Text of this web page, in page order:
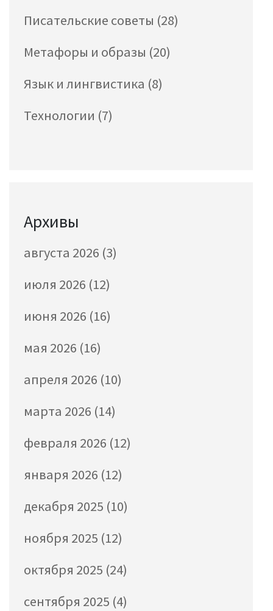
Писательские советы (28)
Метафоры и образы (20)
Язык и лингвистика (8)
Технологии (7)
Архивы
августа 2026 (3)
июля 2026 (12)
июня 2026 (16)
мая 2026 (16)
апреля 2026 (10)
марта 2026 (14)
февраля 2026 (12)
января 2026 (12)
декабря 2025 (10)
ноября 2025 (12)
октября 2025 (24)
сентября 2025 (4)